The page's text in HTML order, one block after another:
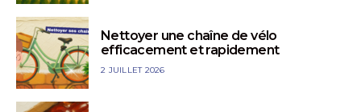
Nettoyer une chaîne de vélo
efficacement et rapidement
2 JUILLET 2026